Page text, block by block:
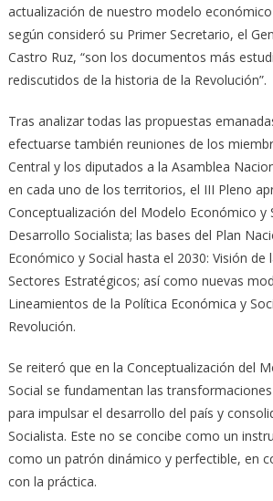
actualización de nuestro modelo
según consideró su Primer Secretario, el
Castro Ruz, “son los documentos más
rediscutidos de la historia de la Revolución”.
Tras analizar todas las propuestas
efectuarse también reuniones de los
Central y los diputados a la Asamblea
en cada uno de los territorios, el III Pleno
Conceptualización del Modelo Económico y
Desarrollo Socialista; las bases del Plan
Económico y Social hasta el 2030: Visión de
Sectores Estratégicos; así como nuevas
Lineamientos de la Política Económica y
Revolución.
Se reiteró que en la Conceptualización del
Social se fundamentan las
para impulsar el desarrollo del país y
Socialista. Este no se concibe como un
como un patrón dinámico y perfectible, en
con la práctica.